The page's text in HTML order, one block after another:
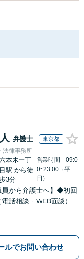
弁護士 東京都
法律事務所
六本木一丁
目駅 から徒
歩3分
営業時間：09:0
0~23:00（平
日）
員から弁護士へ】◆初回
話相談・WEB面談）
ルでお問い合わせ